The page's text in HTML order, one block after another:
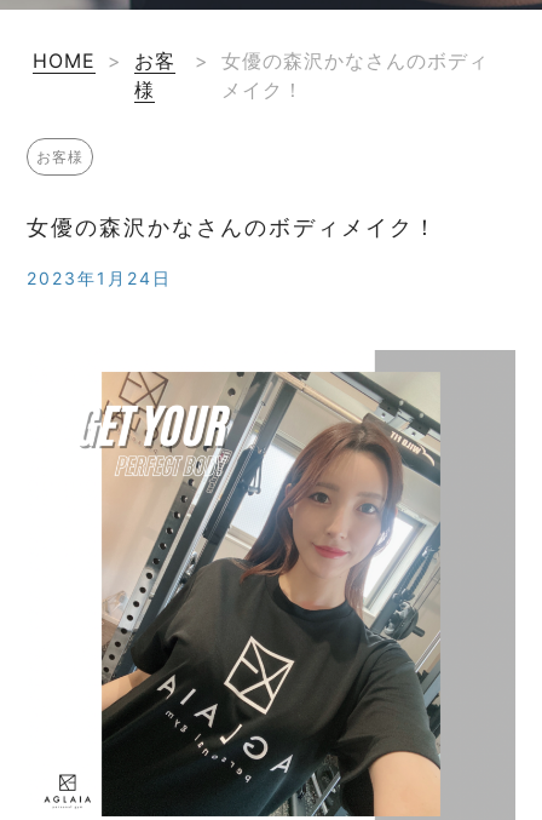
HOME >
お客
様
>
女優の森沢かなさんのボディ
メイク！
お客様
女優の森沢かなさんのボディメイク！
2023年1月24日